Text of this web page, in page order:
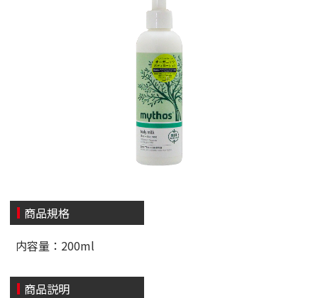
商品規格
内容量：200ml
商品説明